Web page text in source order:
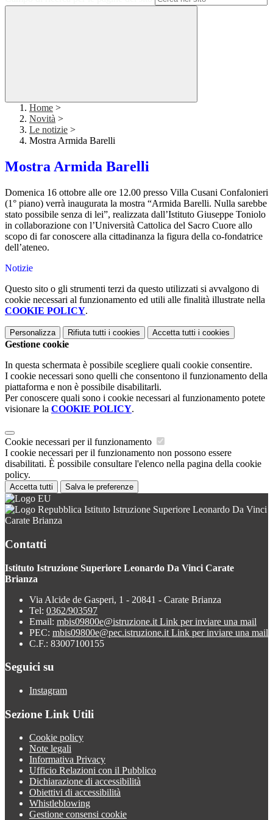
Home >
Novità >
Le notizie >
Mostra Armida Barelli
Mostra Armida Barelli
Domenica 16 ottobre alle ore 12.00 presso Villa Cusani Confalonieri
(1° piano) verrà inaugurata la mostra “Armida Barelli. Nulla sarebbe
stato possibile senza di lei”, realizzata dall’Istituto Giuseppe Toniolo
in collaborazione con l’Università Cattolica del Sacro Cuore allo
scopo di far conoscere alla cittadinanza la figura della co-fondatrice
dell’ateneo.
Notizie
Questo sito o gli strumenti terzi da questo utilizzati si avvalgono di
cookie necessari al funzionamento ed utili alle finalità illustrate nella
COOKIE POLICY.
Personalizza Rifiuta tutti i cookies Accetta tutti i cookies
Gestione cookie
In questa schermata è possibile scegliere quali cookie consentire.
I cookie necessari sono quelli che consentono il funzionamento della
piattaforma e non è possibile disabilitarli.
Per conoscere quali sono i cookie necessari al funzionamento potete
visionare la COOKIE POLICY.
Cookie necessari per il funzionamento
I cookie necessari per il funzionamento non possono essere
disabilitati. È possibile consultare l'elenco nella pagina della cookie
policy.
Accetta tutti Salva le preferenze
Istituto Istruzione Superiore Leonardo Da Vinci
Carate Brianza
Contatti
Istituto Istruzione Superiore Leonardo Da Vinci Carate
Brianza
Via Alcide de Gasperi, 1 - 20841 - Carate Brianza
Tel: 0362/903597
Email: mbis09800e@istruzione.it Link per inviare una mail
PEC: mbis09800e@pec.istruzione.it Link per inviare una mail
C.F.: 83007100155
Seguici su
Instagram
Sezione Link Utili
Cookie policy
Note legali
Informativa Privacy
Ufficio Relazioni con il Pubblico
Dichiarazione di accessibilità
Obiettivi di accessibilità
Whistleblowing
Gestione consensi cookie